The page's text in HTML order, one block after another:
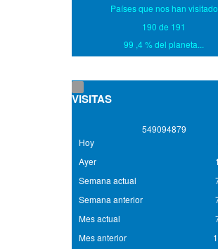
Países que nos han visitado
190 de 191
99 ,4 % del planeta...
VISITAS
549094879
Hoy
Ayer
Semana actual
Semana anterior
Mes actual
Mes anterior